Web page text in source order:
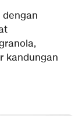
kandungan